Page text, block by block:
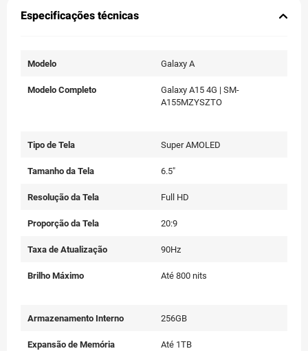
Especificações técnicas
Modelo Galaxy A
Modelo Completo
Galaxy A15 4G | SM-
A155MZYSZTO
Tipo de Tela Super AMOLED
Tamanho da Tela 6.5"
Resolução da Tela Full HD
Proporção da Tela 20:9
Taxa de Atualização 90Hz
Brilho Máximo Até 800 nits
Armazenamento Interno 256GB
Expansão de Memória Até 1TB